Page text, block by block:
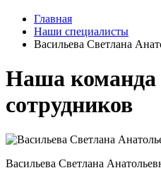
Главная
Наши специалисты
Васильева Светлана
Наша команда
сотрудников
Васильева Светлана